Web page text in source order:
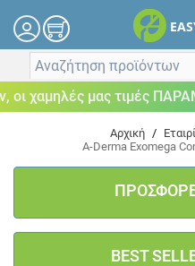
χαμηλές μας τιμές
Αρχική /
A-Derma Exomega
BEST